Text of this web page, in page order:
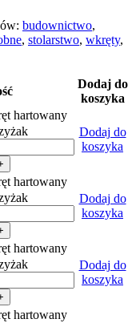
budownictwo,
, stolarstwo, wkręty,
Dodaj do
koszyka
hartowany
Dodaj do
koszyka
hartowany
Dodaj do
koszyka
hartowany
Dodaj do
koszyka
hartowany